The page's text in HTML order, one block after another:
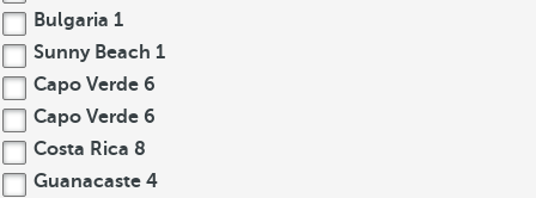
Bulgaria 1
Sunny Beach 1
Capo Verde 6
Capo Verde 6
Costa Rica 8
Guanacaste 4